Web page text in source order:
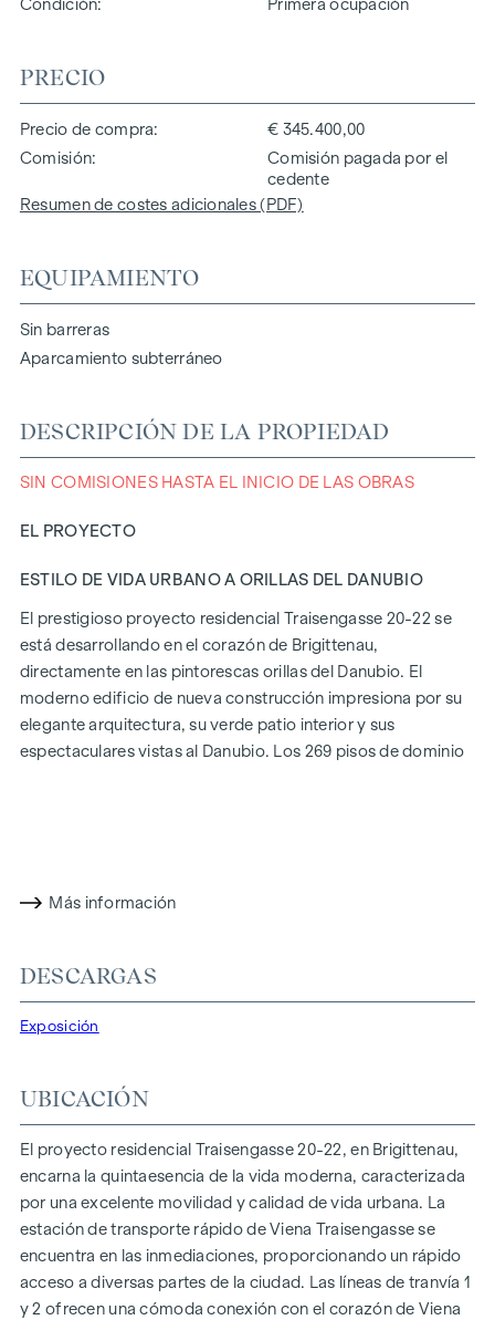
Condición Primera ocupación
PRECIO
Precio de compra
€ 345.400,00
Comisión
Comisión pagada por el
cedente
Resumen de costes adicionales (PDF)
EQUIPAMIENTO
Sin barreras
Aparcamiento subterráneo
DESCRIPCIÓN DE LA PROPIEDAD
SIN COMISIONES HASTA EL INICIO DE LAS OBRAS
EL PROYECTO
ESTILO DE VIDA URBANO A ORILLAS DEL DANUBIO
El prestigioso proyecto residencial Traisengasse 20-22 se
está desarrollando en el corazón de Brigittenau,
directamente en las pintorescas orillas del Danubio. El
moderno edificio de nueva construcción impresiona por su
elegante arquitectura, su verde patio interior y sus
espectaculares vistas al Danubio. Los 269 pisos de dominio
barrios más animados de Viena.
En Traisengasse 20-22, la estética y la funcionalidad se
combinan en cada unidad residencial. Con planos
el mundo encontrará aquí su espacio vital ideal. Los suelos
de parqué de roble y las elegantes baldosas de marca
realzan el interior, mientras que la calefacción por suelo
radiante, alimentada por calefacción urbana respetuosa con
el medio ambiente, garantiza un clima interior acogedor. La
protección solar eléctrica exterior y el aire acondicionado en
los pisos de la última planta garantizan un ambiente
agradable, incluso en los días más calurosos.
Más información
DESCARGAS
Exposición
UBICACIÓN
El proyecto residencial Traisengasse 20-22, en Brigittenau,
encarna la quintaesencia de la vida moderna, caracterizada
por una excelente movilidad y calidad de vida urbana. La
estación de transporte rápido de Viena Traisengasse se
encuentra en las inmediaciones, proporcionando un rápido
acceso a diversas partes de la ciudad. Las líneas de tranvía 1
y 2 ofrecen una cómoda conexión con el corazón de Viena